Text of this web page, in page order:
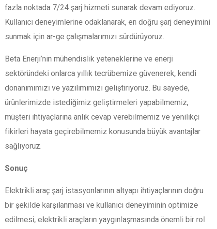
fazla noktada 7/24 şarj hizmeti sunarak devam ediyoruz.
Kullanıcı deneyimlerine odaklanarak, en doğru şarj deneyimini
sunmak için ar-ge çalışmalarımızı sürdürüyoruz.
Beta Enerji’nin mühendislik yeteneklerine ve enerji
sektöründeki onlarca yıllık tecrübemize güvenerek, kendi
donanımımızı ve yazılımımızı geliştiriyoruz. Bu sayede,
ürünlerimizde istediğimiz geliştirmeleri yapabilmemiz,
müşteri ihtiyaçlarına anlık cevap verebilmemiz ve yenilikçi
fikirleri hayata geçirebilmemiz konusunda büyük avantajlar
sağlıyoruz.
Sonuç
Elektrikli araç şarj istasyonlarının altyapı ihtiyaçlarının doğru
bir şekilde karşılanması ve kullanıcı deneyiminin optimize
edilmesi, elektrikli araçların yaygınlaşmasında önemli bir rol